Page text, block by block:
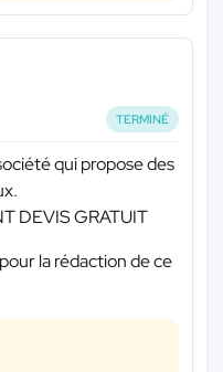
TERMINÉ
qui propose des
DEVIS GRATUIT
la rédaction de ce